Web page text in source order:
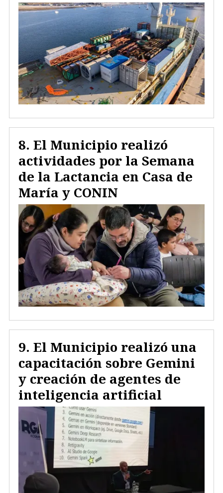
El Municipio realizó
actividades por la Semana
de la Lactancia en Casa de
María y CONIN
El Municipio realizó una
capacitación sobre Gemini
y creación de agentes de
inteligencia artificial